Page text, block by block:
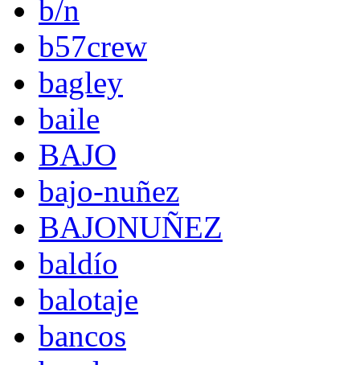
b/n
b57crew
bagley
baile
BAJO
bajo-nuñez
BAJONUÑEZ
baldío
balotaje
bancos